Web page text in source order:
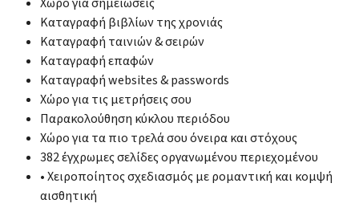
Καταγραφή βιβλίων της χρονιάς
Καταγραφή ταινιών & σειρών
Καταγραφή επαφών
Καταγραφή websites & passwords
Χώρο για τις μετρήσεις σου
Παρακολούθηση κύκλου περιόδου
Χώρο για τα πιο τρελά σου όνειρα και στόχους
382 έγχρωμες σελίδες οργανωμένου περιεχομένου
• Χειροποίητος σχεδιασμός με ρομαντική και κομψή
αισθητική